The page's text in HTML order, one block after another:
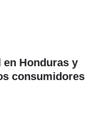
en Honduras y
consumidores